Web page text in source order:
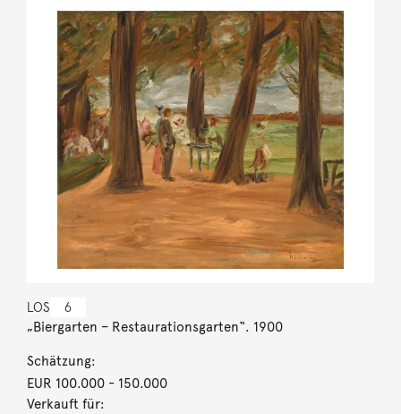
LOS 6
„Biergarten – Restaurationsgarten“. 1900
Schätzung:
EUR 100.000- 150.000
Verkauft für: